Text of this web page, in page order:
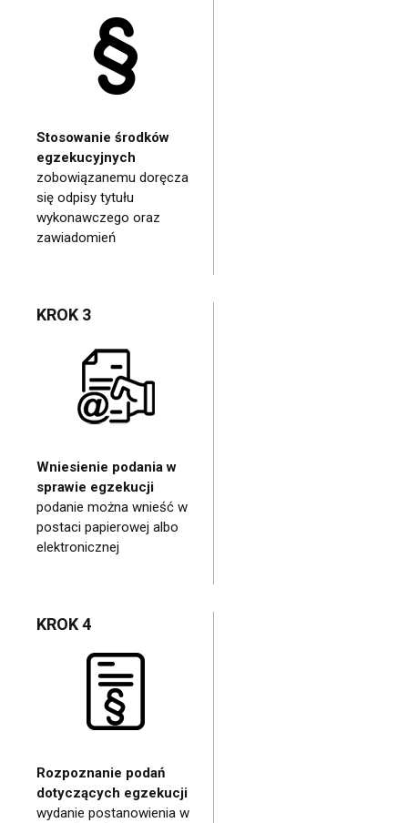
Stosowanie środków
egzekucyjnych
zobowiązanemu doręcza
się odpisy tytułu
wykonawczego oraz
zawiadomień
KROK 3
Wniesienie podania w
sprawie egzekucji
podanie można wnieść w
postaci papierowej albo
elektronicznej
KROK 4
Rozpoznanie podań
dotyczących egzekucji
wydanie postanowienia w